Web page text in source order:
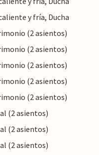
y fría, Ducha
(2 asientos)
(2 asientos)
(2 asientos)
(2 asientos)
(2 asientos)
(2 asientos)
(2 asientos)
(2 asientos)